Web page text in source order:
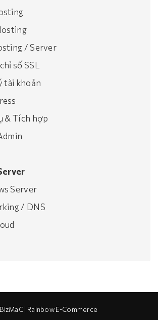
/ Server
số SSL
tài khoản
& Tích hợp
Server
/ DNS
| Rainbow E-Commerce